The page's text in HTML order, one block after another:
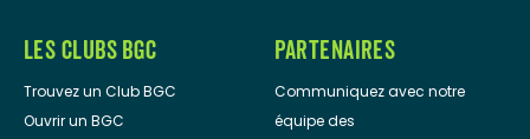
LES CLUBS BGC
Trouvez un Club BGC
Ouvrir un BGC
PARTENAIRES
Communiquez avec notre
équipe des